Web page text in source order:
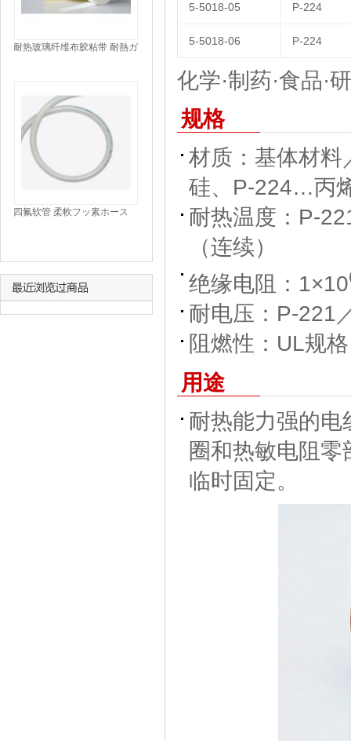
5-5018-05 P-224
5-5018-06 P-224
化学·制药·食品·
规格
材质：基体材
硅、P-224…丙
耐热温度：P-
（连续）
绝缘电阻：1×10
耐电压：P-221
阻燃性：UL规
用途
耐热能力强的电
圈和热敏电阻
临时固定。
耐热玻璃纤维布胶粘带 耐熱ガ
四氟软管 柔軟フッ素ホース